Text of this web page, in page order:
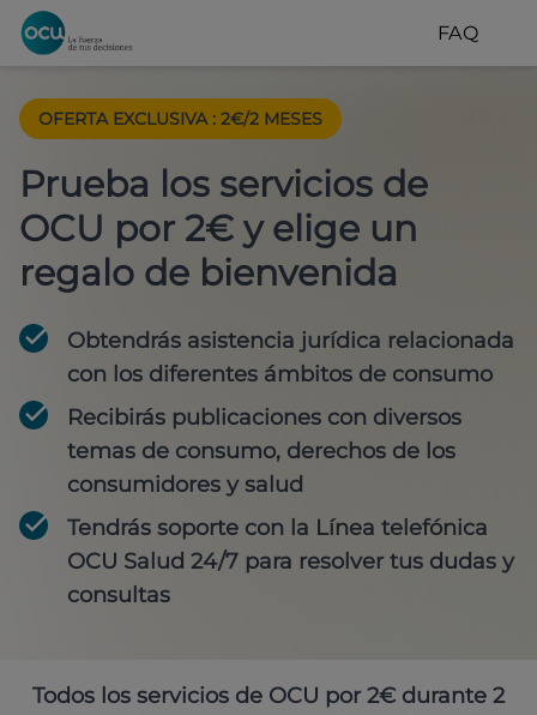
FAQ
OFERTA EXCLUSIVA : 2€/2 MESES
Prueba los servicios de
OCU por 2€ y elige un
regalo de bienvenida
Obtendrás asistencia jurídica relacionada
con los diferentes ámbitos de consumo
Recibirás publicaciones con diversos
temas de consumo, derechos de los
consumidores y salud
Tendrás soporte con la Línea telefónica
OCU Salud 24/7 para resolver tus dudas y
consultas
Todos los servicios de OCU por 2€ durante 2